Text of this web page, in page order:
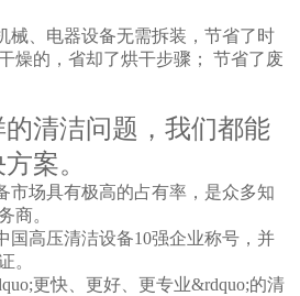
、电器设备无需拆装，节省了时
燥的，省却了烘干步骤； 节省了废
清洁问题，我们都能
案。
场具有极高的占有率，是众多知
商。
高压清洁设备10强企业称号，并
。
更快、更好、更专业&rdquo;的清